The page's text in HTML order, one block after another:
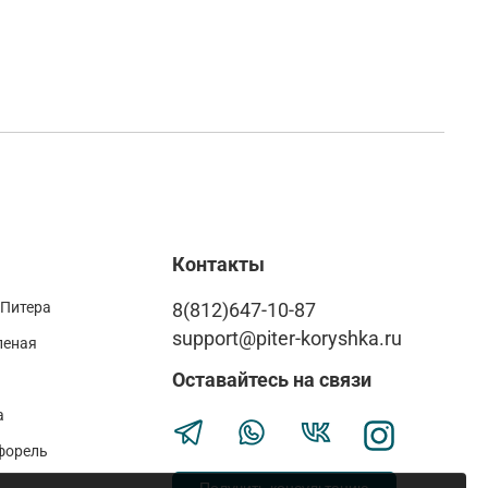
Контакты
8(812)647-10-87
support@piter-koryshka.ru
Оставайтесь на связи